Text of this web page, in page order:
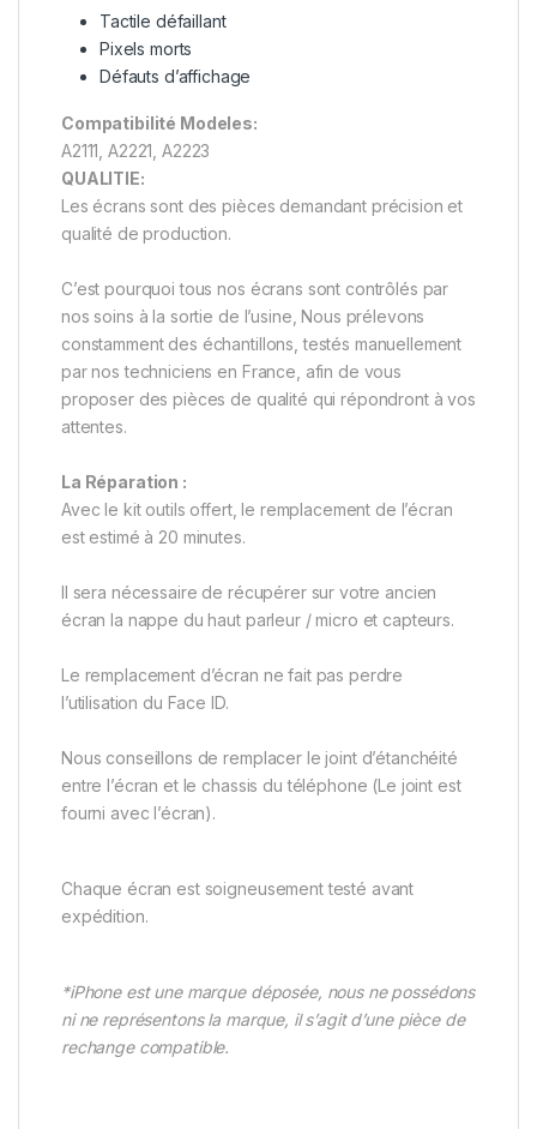
Tactile défaillant
Pixels morts
Défauts d’affichage
Compatibilité Modeles:
A2111, A2221, A2223
QUALITIE:
Les écrans sont des pièces demandant précision et
qualité de production.
C’est pourquoi tous nos écrans sont contrôlés par
nos soins à la sortie de l’usine, Nous prélevons
constamment des échantillons, testés manuellement
par nos techniciens en France, afin de vous
proposer des pièces de qualité qui répondront à vos
attentes.
La Réparation :
Avec le kit outils offert, le remplacement de l’écran
est estimé à 20 minutes.
Il sera nécessaire de récupérer sur votre ancien
écran la nappe du haut parleur / micro et capteurs.
Le remplacement d’écran ne fait pas perdre
l’utilisation du Face ID.
Nous conseillons de remplacer le joint d’étanchéité
entre l’écran et le chassis du téléphone (Le joint est
fourni avec l’écran).
Chaque écran est soigneusement testé avant
expédition.
*iPhone est une marque déposée, nous ne possédons
ni ne représentons la marque, il s’agit d’une pièce de
rechange compatible.